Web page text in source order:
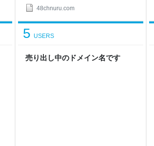
48chnuru.com
売り出し中のドメイン名です
5 USERS